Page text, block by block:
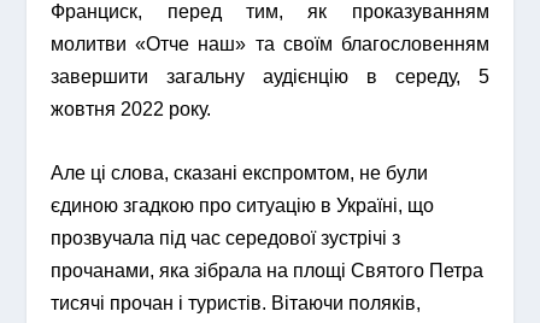
Франциск, перед тим, як проказуванням
молитви «Отче наш» та своїм благословенням
завершити загальну аудієнцію в середу, 5
жовтня 2022 року.
Але ці слова, сказані експромтом, не були
єдиною згадкою про ситуацію в Україні, що
прозвучала під час середової зустрічі з
прочанами, яка зібрала на площі Святого Петра
тисячі прочан і туристів. Вітаючи поляків,